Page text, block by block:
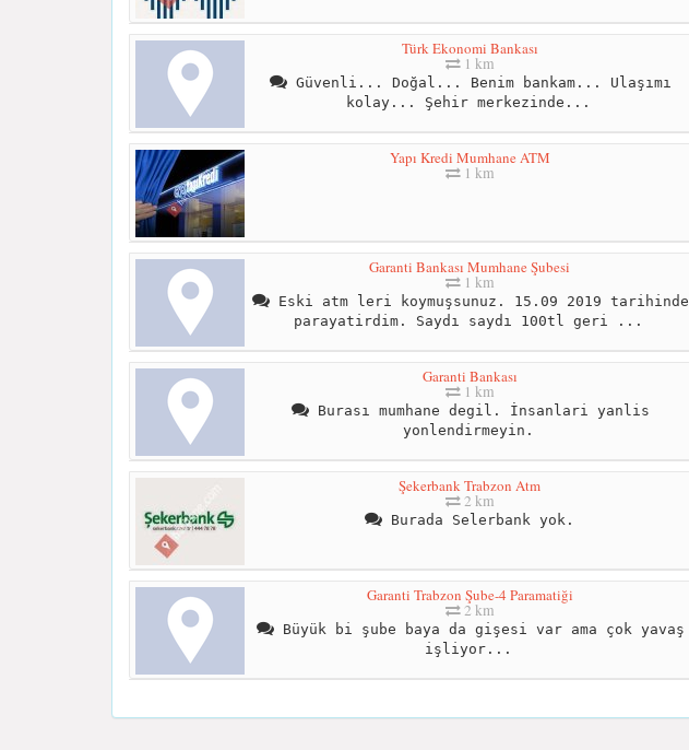
Türk Ekonomi Bankası
1 km
Güvenli... Doğal... Benim bankam... Ulaşımı
kolay... Şehir merkezinde...
Yapı Kredi Mumhane ATM
1 km
Garanti Bankası Mumhane Şubesi
1 km
Eski atm leri koymuşsunuz. 15.09 2019 tarihinde
parayatirdim. Saydı saydı 100tl geri ...
Garanti Bankası
1 km
Burası mumhane degil. İnsanlari yanlis
yonlendirmeyin.
Şekerbank Trabzon Atm
2 km
Burada Selerbank yok.
Garanti Trabzon Şube-4 Paramatiği
2 km
Büyük bi şube baya da gişesi var ama çok yavaş
işliyor...